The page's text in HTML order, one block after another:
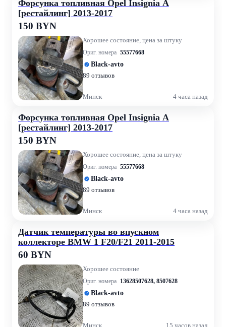
Форсунка топливная Opel Insignia A
[рестайлинг] 2013-2017
150 BYN
Хорошее состояние, цена за штуку
Ориг. номера 55577668
Black-avto
89 отзывов
Минск 4 часа назад
Форсунка топливная Opel Insignia A
[рестайлинг] 2013-2017
150 BYN
Хорошее состояние, цена за штуку
Ориг. номера 55577668
Black-avto
89 отзывов
Минск 4 часа назад
Датчик температуры во впускном
коллекторе BMW 1 F20/F21 2011-2015
60 BYN
Хорошее состояние
Ориг. номера 13628507628, 8507628
Black-avto
89 отзывов
Минск 15 часов назад